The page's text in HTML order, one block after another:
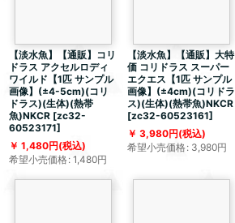
【淡水魚】【通販】コリ
ドラス アクセルロディ
ワイルド【1匹 サンプル
画像】(±4-5cm)(コリ
ドラス)(生体)(熱帯
魚)NKCR [zc32-
60523171]
1,480円(税込)
希望小売価格: 1,480円
【淡水魚】【通販】大特
価 コリドラス スーパー
エクエス【1匹 サンプル
画像】(±4cm)(コリドラ
ス)(生体)(熱帯魚)NKCR
[zc32-60523161]
3,980円(税込)
希望小売価格: 3,980円